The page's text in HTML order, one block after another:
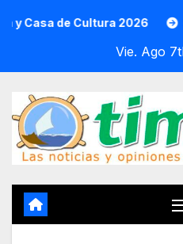
Cultura 2026 SSP y
Vie. Ago